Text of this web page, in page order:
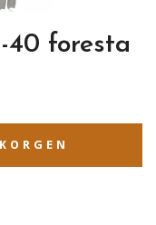
40 foresta